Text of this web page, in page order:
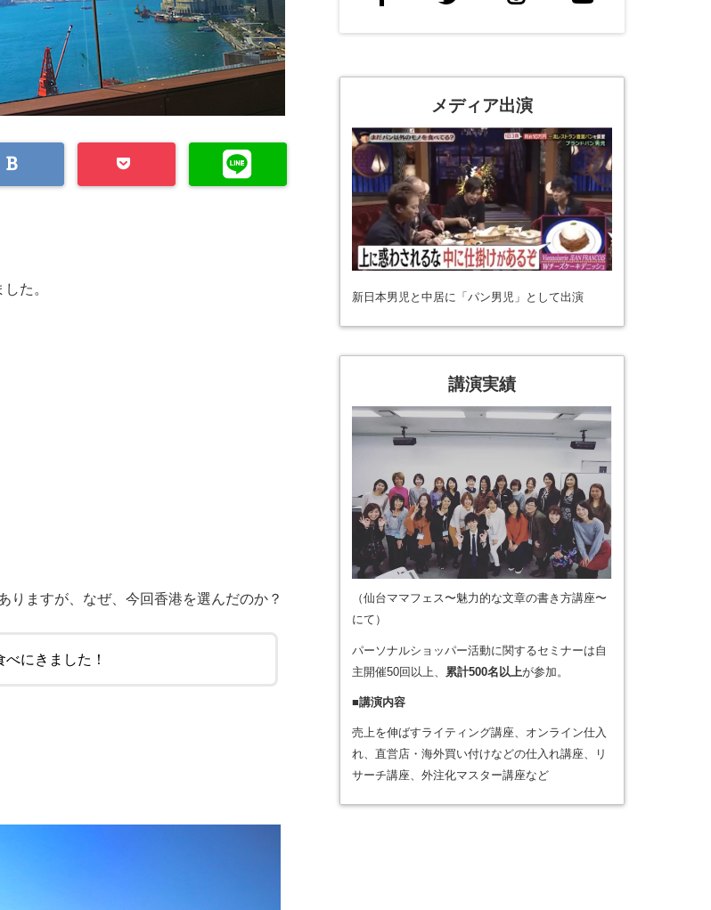
た。
りますが、なぜ、今回香港を選んだのか？
にきました！
メディア出演
新日本男児と中居に「パン男児」として出演
講演実績
（仙台ママフェス〜魅力的な文章の書き方講座〜
にて）
パーソナルショッパー活動に関するセミナーは自
主開催50回以上、 累計500名以上が参加。
■講演内容
売上を伸ばすライティング講座、オンライン仕入
れ、直営店・海外買い付けなどの仕入れ講座、リ
サーチ講座、外注化マスター講座など